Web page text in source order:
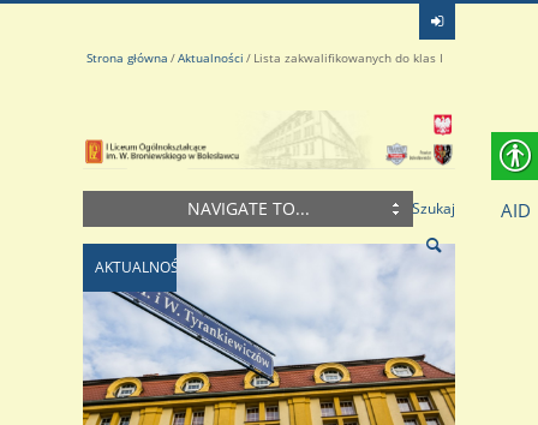
Strona główna Aktualności Lista zakwalifikowanych do klas I
NAVIGATE TO... Szukaj
AKTUALNOŚCI
AID